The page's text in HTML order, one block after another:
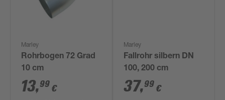
Marley
Rohrbogen 72 Grad
10 cm
13,99 €
Marley
Fallrohr silbern DN
100, 200 cm
37,99 €